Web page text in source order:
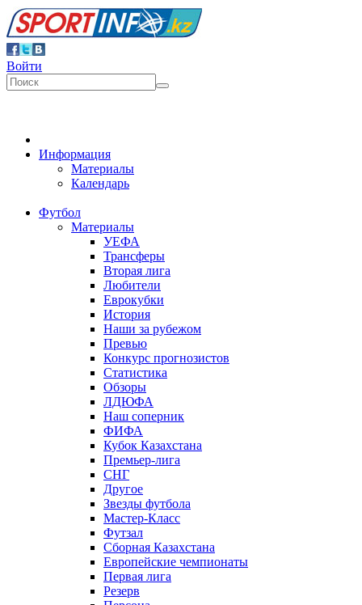
Войти
Информация
Материалы
Календарь
Футбол
Материалы
УЕФА
Трансферы
Вторая лига
Любители
Еврокубки
История
Наши за рубежом
Превью
Конкурс прогнозистов
Статистика
Обзоры
ЛДЮФА
Наш соперник
ФИФА
Кубок Казахстана
Премьер-лига
СНГ
Другое
Звезды футбола
Мастер-Класс
Футзал
Сборная Казахстана
Европейские чемпионаты
Первая лига
Резерв